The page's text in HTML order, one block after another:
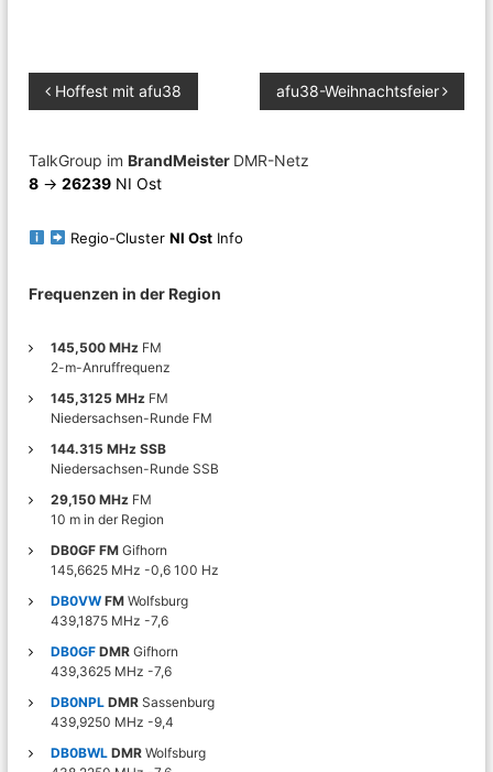
n
i
g
B
e
i
t
r
a
g
s
n
a
v
i
g
a
Hoffest mit afu38 afu38-Weihnachtsfeier
TalkGroup imBrandMeister DMR-Netz
8 ->26239 NI Ost
Regio-Cluster NI OstInfo
Frequenzen in der Region
145,500 MHz FM
2-m-Anruffrequenz
145,3125 MHz FM
Niedersachsen-Runde FM
144.315 MHz SSB
Niedersachsen-Runde SSB
29,150 MHz FM
10 m in der Region
DB0GF FM Gifhorn
145,6625 MHz -0,6 100 Hz
DB0VW FM Wolfsburg
439,1875 MHz -7,6
DB0GF DMR Gifhorn
439,3625 MHz -7,6
DB0NPL DMR Sassenburg
439,9250 MHz -9,4
DB0BWL DMR Wolfsburg